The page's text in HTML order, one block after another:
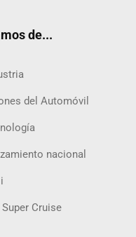
de...
del Automóvil
nacional
Super Cruise